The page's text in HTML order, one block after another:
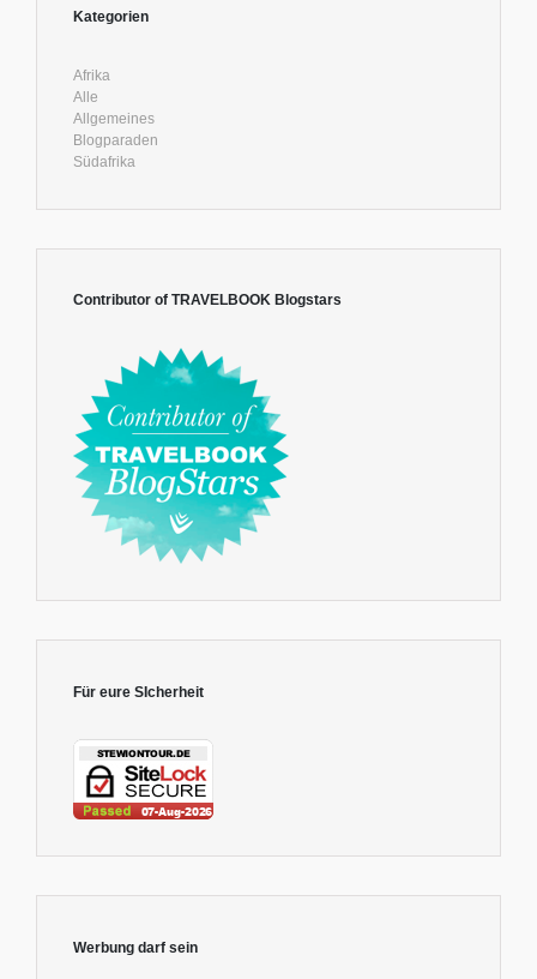
Kategorien
Afrika
Alle
Allgemeines
Blogparaden
Südafrika
Contributor of TRAVELBOOK Blogstars
Für eure SIcherheit
Werbung darf sein